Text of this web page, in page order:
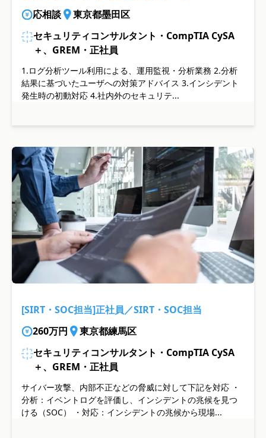
応相談
東京都墨田区
セキュリティコンサルタント・CompTIA CySA
＋、GREM・正社員
1.ログ分析ツール利用による、運用監視・分析業務 2.分析
結果に基づいたユーザへの対策アドバイス 3.インシデント
発生時の初動対応 4.社内外のセキュリテ...
[SIRT・SOC担当]正社員／SIRT・SOC担当
260万円
東京都練馬区
セキュリティコンサルタント・CompTIA CySA
＋、GREM・正社員
サイバー攻撃、内部不正などの脅威に対して下記を対応 ・
分析：イベントログを評価し、インシデントの兆候を見つ
ける（SOC） ・対応：インシデントの兆候から現場...